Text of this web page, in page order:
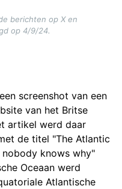
berichten op X en
op 4/9/24.
screenshot van een
van het Britse
artikel werd daar
de titel "The Atlantic
knows why"
Oceaan werd
Atlantische